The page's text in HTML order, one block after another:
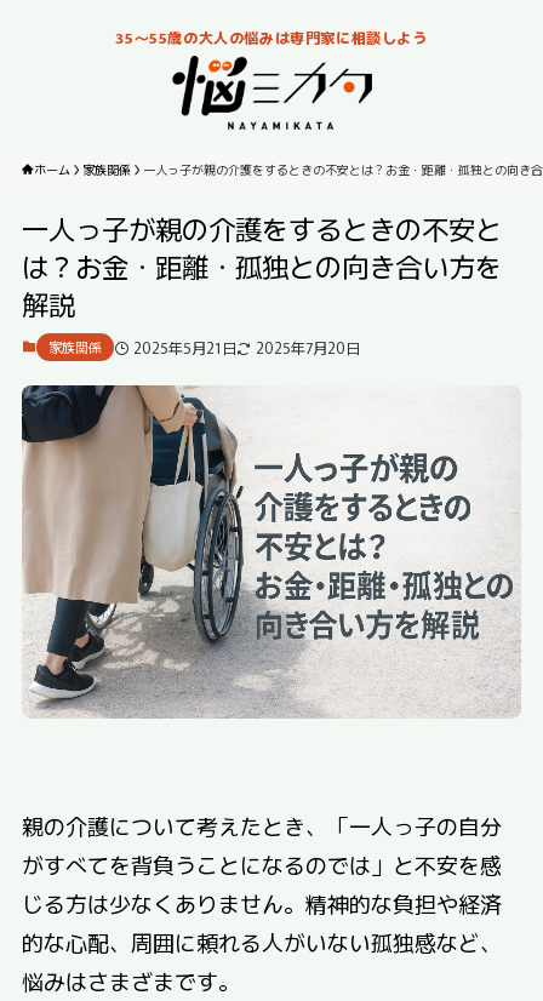
35～55歳の大人の悩みは専門家に相談しよう
ホーム 家族関係 一人っ子が親の介護をするときの不安とは？お金・距離・孤独との向き
一人っ子が親の介護をするときの不安と
は？お金・距離・孤独との向き合い方を
解説
家族関係 2025年5月21日 2025年7月20日
親の介護について考えたとき、「一人っ子の自分
がすべてを背負うことになるのでは」と不安を感
じる方は少なくありません。精神的な負担や経済
的な心配、周囲に頼れる人がいない孤独感など、
悩みはさまざまです。